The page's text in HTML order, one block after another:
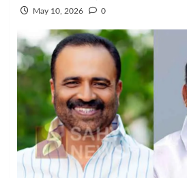
May 10, 2026 0